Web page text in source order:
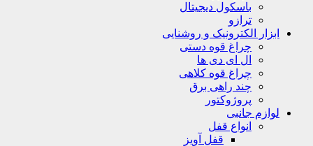
باسکول دیجیتال
ترازو
ابزار الکترونیک و روشنایی
چراغ قوه دستی
ال ای دی ها
چراغ قوه کلاهی
چند راهی برق
پروژوکتور
لوازم جانبی
انواع قفل
قفل آویز